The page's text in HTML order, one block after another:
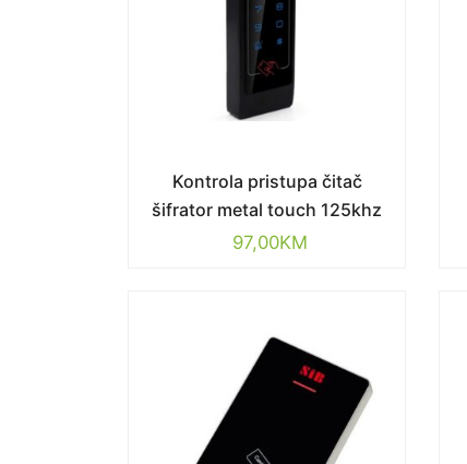
Kontrola pristupa čitač
šifrator metal touch 125khz
97,00KM